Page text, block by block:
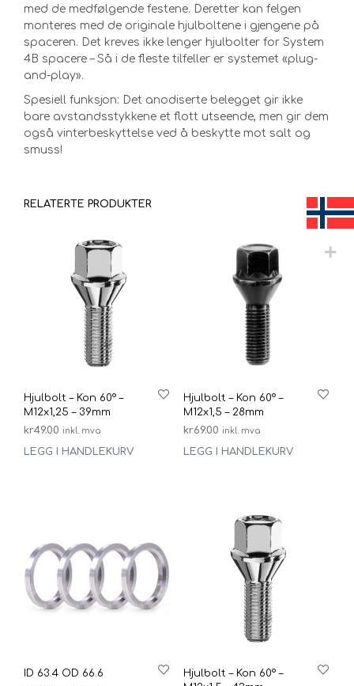
med de medfølgende festene. Deretter kan felgen
monteres med de originale hjulboltene i gjengene på
spaceren. Det kreves ikke lenger hjulbolter for System
4B spacere – Så i de fleste tilfeller er systemet «plug-
and-play».
Spesiell funksjon: Det anodiserte belegget gir ikke
bare avstandsstykkene et flott utseende, men gir dem
også vinterbeskyttelse ved å beskytte mot salt og
smuss!
RELATERTE PRODUKTER
Hjulbolt – Kon 60° –
M12x1,25 – 39mm
kr49.00 inkl. mva
LEGG I HANDLEKURV
Hjulbolt – Kon 60° –
M12x1,5 – 28mm
kr69.00 inkl. mva
LEGG I HANDLEKURV
ID 63.4 OD 66.6
Hjulbolt – Kon 60° –